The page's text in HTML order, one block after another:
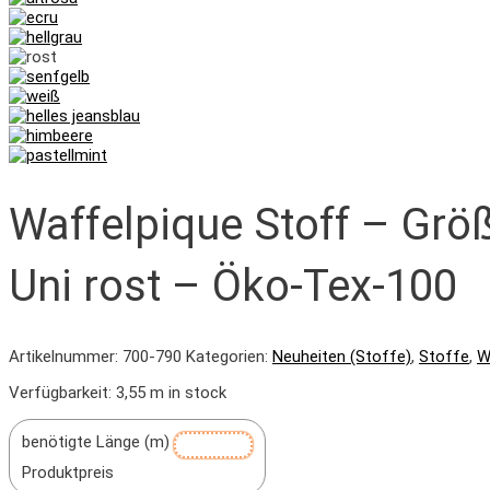
Waffelpique Stoff –
Uni rost – Öko-Tex-100
Artikelnummer: 700-790 Kategorien: Neuheiten (Stoffe), Stoffe,
Verfügbarkeit: 3,55 m in stock
benötigte Länge (m)
Produktpreis